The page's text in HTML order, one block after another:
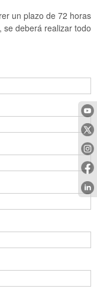
un plazo de 72 horas
se deberá realizar todo